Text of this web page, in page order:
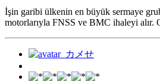
İşin garibi ülkenin en büyük sermaye
motorlarıyla FNSS ve BMC ihaleyi alır.